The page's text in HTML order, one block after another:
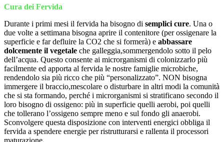
Cura dei Fervida
Durante i primi mesi il fervida ha bisogno di semplici cure. Una o
due volte a settimana bisogna aprire il contenitore (per ossigenare la
superficie e far defluire la CO2 che si formerà) e abbassare
dolcemente il vegetale che galleggia,sommergendolo sotto il pelo
dell’acqua. Questo consente ai microrganismi di colonizzarlo più
facilmente ed apporta al fervida le nostre famiglie microbiche,
rendendolo sia più ricco che più “personalizzato”. NON bisogna
immergere il braccio,mescolare o disturbare in altri modi la comunità
che si sta formando, perché i microrganismi si stratificano secondo il
loro bisogno di ossigeno: più in superficie quelli aerobi, poi quelli
che tollerano l’ossigeno sempre meno e sul fondo gli anaerobi.
Sconvolgere questa disposizione con interventi energici obbliga il
fervida a spendere energie per ristrutturarsi e rallenta il processori